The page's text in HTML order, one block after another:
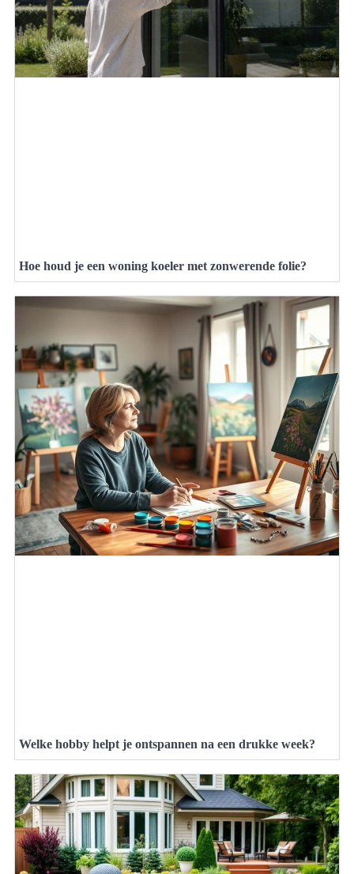
Hoe houd je een woning koeler met zonwerende folie?
Welke hobby helpt je ontspannen na een drukke week?